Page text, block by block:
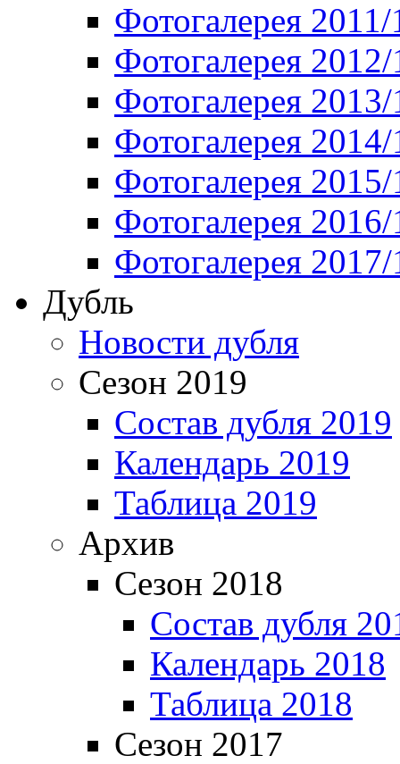
Фотогалерея 2011/
Фотогалерея
Фотогалерея
Фотогалерея
Фотогалерея
Фотогалерея
Фотогалерея
Дубль
Новости дубля
Сезон 2019
Состав дубля 2019
Календарь 2019
Таблица 2019
Архив
Сезон 2018
Состав дубля
Календарь 2018
Таблица 2018
Сезон 2017